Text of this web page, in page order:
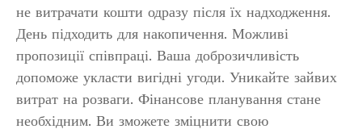
не витрачати кошти одразу після їх надходження.
День підходить для накопичення. Можливі
пропозиції співпраці. Ваша доброзичливість
допоможе укласти вигідні угоди. Уникайте зайвих
витрат на розваги. Фінансове планування стане
необхідним. Ви зможете зміцнити свою